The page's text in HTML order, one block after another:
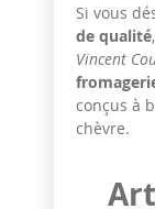
Si vous
de qualité
Vincent
conçus à
chèvre.